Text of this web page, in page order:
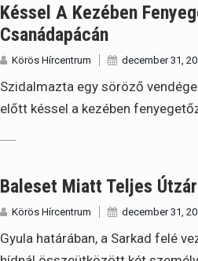
Késsel A Kezében
Csanádapácán
Körös Hírcentrum december 31,
Szidalmazta egy söröző
előtt késsel a kezében
Baleset Miatt Teljes
Körös Hírcentrum december 31,
Gyula határában, a Sarkad felé